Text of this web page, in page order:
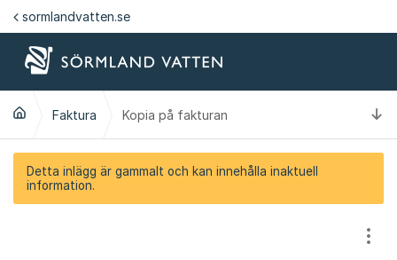
Hoppa till innehåll
sormlandvatten.se
Faktura Kopia på fakturan
Detta inlägg är gammalt och kan innehålla inaktuell
information.